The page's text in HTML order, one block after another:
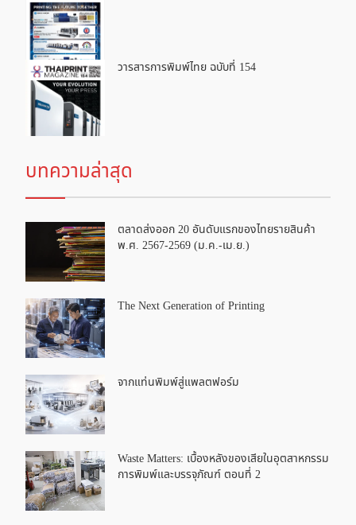
วารสารการพิมพ์ไทย ฉบับที่ 154
บทความล่าสุด
ตลาดส่งออก 20 อันดับแรกของไทยรายสินค้า
พ.ศ. 2567-2569 (ม.ค.-เม.ย.)
The Next Generation of Printing
จากแท่นพิมพ์สู่แพลตฟอร์ม
Waste Matters: เบื้องหลังของเสียในอุตสาหกรรม
การพิมพ์และบรรจุภัณฑ์ ตอนที่ 2